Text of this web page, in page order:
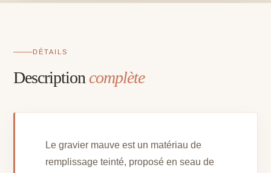
DÉTAILS
Descriptioncomplète
Le gravier mauve est un matériau de
remplissage teinté, proposé en seau de